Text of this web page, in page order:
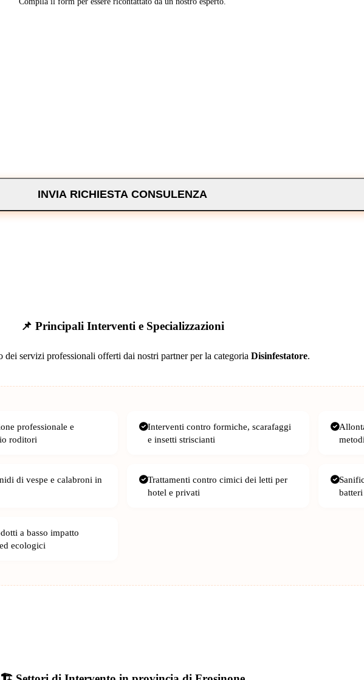
INVIA RICHIESTA CONSULENZA
📌 Principali Interventi e Specializzazioni
dei servizi professionali offerti dai nostri partner per la categoria Disinfestatore.
professionale e
roditori
Interventi contro formiche, scarafaggi
e insetti striscianti
di vespe e calabroni in
Trattamenti contro cimici dei letti per
hotel e privati
a basso impatto
ecologici